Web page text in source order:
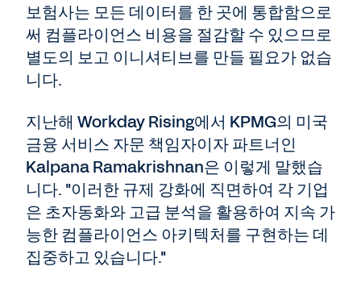
보험사는 모든 데이터를 한 곳에 통합함으로
써 컴플라이언스 비용을 절감할 수 있으므로
별도의 보고 이니셔티브를 만들 필요가 없습
니다.
지난해 Workday Rising에서 KPMG의 미국
금융 서비스 자문 책임자이자 파트너인
Kalpana Ramakrishnan은 이렇게 말했습
니다. "이러한 규제 강화에 직면하여 각 기업
은 초자동화와 고급 분석을 활용하여 지속 가
능한 컴플라이언스 아키텍처를 구현하는 데
집중하고 있습니다."